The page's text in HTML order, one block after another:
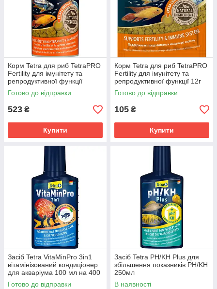
Корм Tetra для риб TetraPRO
Fertility для імунітету та
репродуктивної функції
250мл
Готово до відправки
523 ₴
Купити
Корм Tetra для риб TetraPRO
Fertility для імунітету та
репродуктивної функції 12г
Готово до відправки
105 ₴
Купити
Засіб Tetra VitaMinPro 3in1
вітамінізований кондиціонер
для акваріума 100 мл на 400
л
Готово до відправки
Засіб Tetra PH/KH Plus для
збільшення показників PH/KH
250мл
В наявності